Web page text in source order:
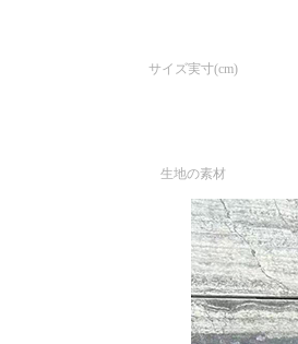
サイズ実寸(cm)
生地の素材